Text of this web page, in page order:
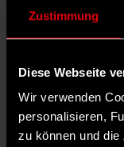
Zustimmung
Diese Webseite
Wir verwenden
personalisieren,
zu können und
Merz wird
halten
Carsten